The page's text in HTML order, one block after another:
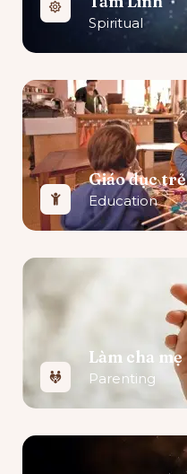
Spiritual
Giáo dục trẻ
Education
Làm cha mẹ
Parenting